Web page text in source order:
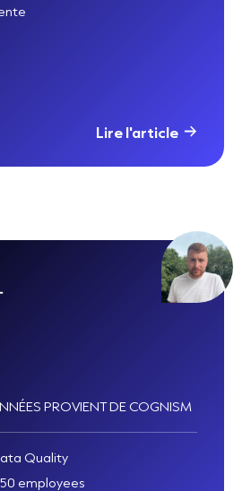
Lire l'article
PROVIENT DE COGNISM
Quality
employees